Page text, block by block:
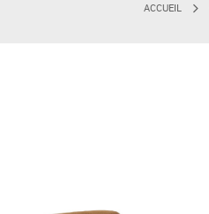
ACCUEIL